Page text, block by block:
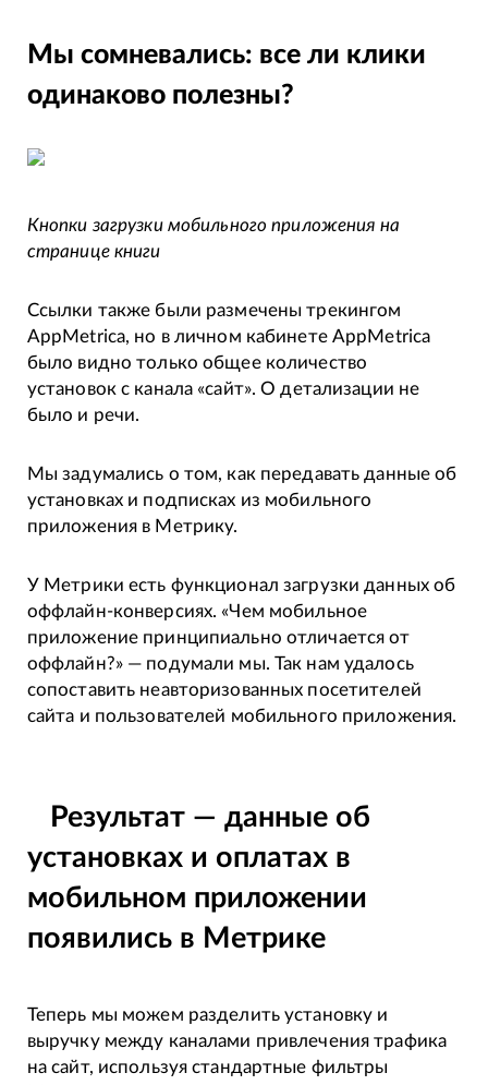
Мы сомневались: все ли клики
одинаково полезны?
Кнопки загрузки мобильного приложения на
странице книги
Ссылки также были размечены трекингом
AppMetrica, но в личном кабинете AppMetrica
было видно только общее количество
установок с канала «сайт». О детализации не
было и речи.
Мы задумались о том, как передавать данные об
установках и подписках из мобильного
приложения в Метрику.
У Метрики есть функционал загрузки данных об
оффлайн-конверсиях. «Чем мобильное
приложение принципиально отличается от
оффлайн?» — подумали мы. Так нам удалось
сопоставить неавторизованных посетителей
сайта и пользователей мобильного приложения.
Результат — данные об
установках и оплатах в
мобильном приложении
появились в Метрике
Теперь мы можем разделить установку и
выручку между каналами привлечения трафика
на сайт, используя стандартные фильтры